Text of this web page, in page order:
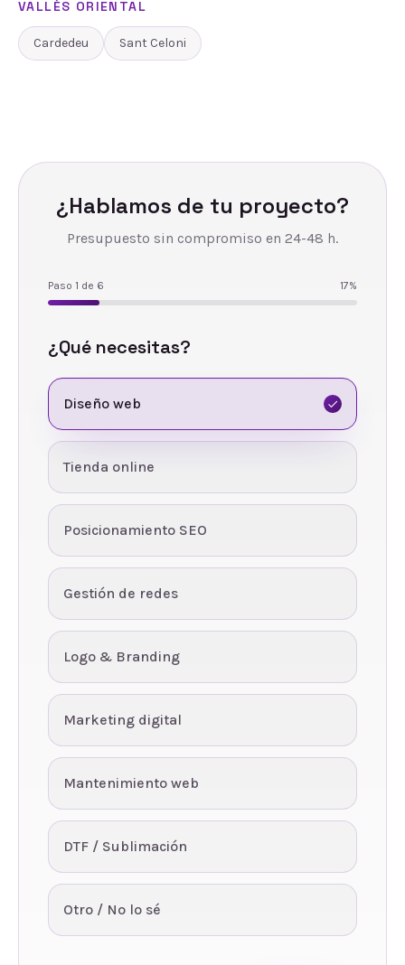
VALLÈS ORIENTAL
Cardedeu Sant Celoni
¿Hablamos de tu proyecto?
Presupuesto sin compromiso en 24-48 h.
Paso 1 de 6 17%
¿Qué necesitas?
Diseño web
Tienda online
Posicionamiento SEO
Gestión de redes
Logo & Branding
Marketing digital
Mantenimiento web
DTF / Sublimación
Otro / No lo sé